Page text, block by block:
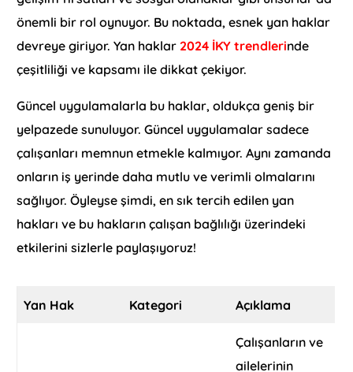
önemli bir rol oynuyor. Bu noktada, esnek yan haklar
devreye giriyor. Yan haklar 2024 İKY trendlerinde
çeşitliliği ve kapsamı ile dikkat çekiyor.
Güncel uygulamalarla bu haklar, oldukça geniş bir
yelpazede sunuluyor. Güncel uygulamalar sadece
çalışanları memnun etmekle kalmıyor. Aynı zamanda
onların iş yerinde daha mutlu ve verimli olmalarını
sağlıyor. Öyleyse şimdi, en sık tercih edilen yan
hakları ve bu hakların çalışan bağlılığı üzerindeki
etkilerini sizlerle paylaşıyoruz!
Yan Hak Kategori Açıklama
Çalışanların ve
ailelerinin